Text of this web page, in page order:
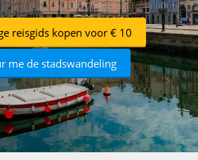
reisgids kopen voor € 10
me de stadswandeling